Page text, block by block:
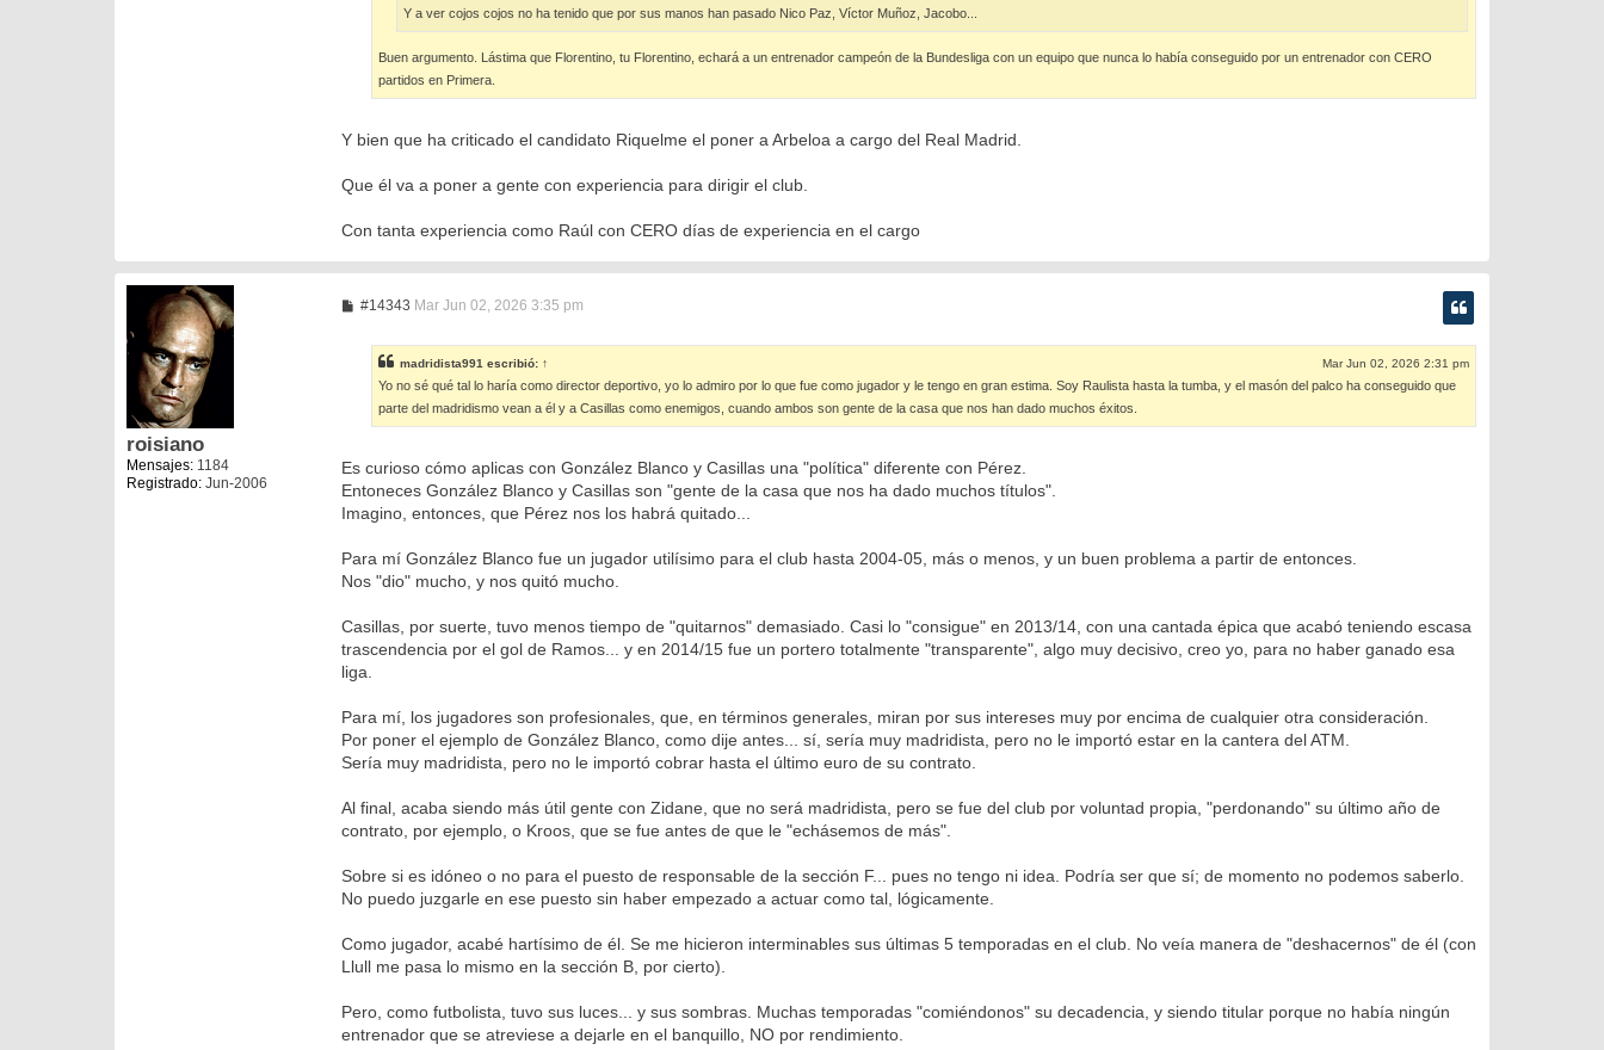
Y a ver cojos cojos no ha tenido que por sus manos han pasado Nico Paz, Víctor Muñoz, Jacobo...
Buen argumento. Lástima que Florentino, tu Florentino, echará a un entrenador campeón de la Bundesliga con un equipo que nunca lo había conseguido por un entrenador con CERO
partidos en Primera.
Y bien que ha criticado el candidato Riquelme el poner a Arbeloa a cargo del Real Madrid.
Que él va a poner a gente con experiencia para dirigir el club.
Con tanta experiencia como Raúl con CERO días de experiencia en el cargo
roisiano
Mensajes: 1184
Registrado: Jun-2006
#14343M
a
j
e
Mar Jun 02, 2026 3:35 pm
madridista991 escribió: ↑ Mar Jun 02, 2026 2:31 pm
Yo no sé qué tal lo haría como director deportivo, yo lo admiro por lo que fue como jugador y le tengo en gran estima. Soy Raulista hasta la tumba, y el masón del palco ha conseguido que
parte del madridismo vean a él y a Casillas como enemigos, cuando ambos son gente de la casa que nos han dado muchos éxitos.
Es curioso cómo aplicas con González Blanco y Casillas una "política" diferente con Pérez.
Entoneces González Blanco y Casillas son "gente de la casa que nos ha dado muchos títulos".
Imagino, entonces, que Pérez nos los habrá quitado...
Para mí González Blanco fue un jugador utilísimo para el club hasta 2004-05, más o menos, y un buen problema a partir de entonces.
Nos "dio" mucho, y nos quitó mucho.
Casillas, por suerte, tuvo menos tiempo de "quitarnos" demasiado. Casi lo "consigue" en 2013/14, con una cantada épica que acabó teniendo escasa
trascendencia por el gol de Ramos... y en 2014/15 fue un portero totalmente "transparente", algo muy decisivo, creo yo, para no haber ganado esa
liga.
Para mí, los jugadores son profesionales, que, en términos generales, miran por sus intereses muy por encima de cualquier otra consideración.
Por poner el ejemplo de González Blanco, como dije antes... sí, sería muy madridista, pero no le importó estar en la cantera del ATM.
Sería muy madridista, pero no le importó cobrar hasta el último euro de su contrato.
Al final, acaba siendo más útil gente con Zidane, que no será madridista, pero se fue del club por voluntad propia, "perdonando" su último año de
contrato, por ejemplo, o Kroos, que se fue antes de que le "echásemos de más".
Sobre si es idóneo o no para el puesto de responsable de la sección F... pues no tengo ni idea. Podría ser que sí; de momento no podemos saberlo.
No puedo juzgarle en ese puesto sin haber empezado a actuar como tal, lógicamente.
Como jugador, acabé hartísimo de él. Se me hicieron interminables sus últimas 5 temporadas en el club. No veía manera de "deshacernos" de él (con
Llull me pasa lo mismo en la sección B, por cierto).
Pero, como futbolista, tuvo sus luces... y sus sombras. Muchas temporadas "comiéndonos" su decadencia, y siendo titular porque no había ningún
entrenador que se atreviese a dejarle en el banquillo, NO por rendimiento.